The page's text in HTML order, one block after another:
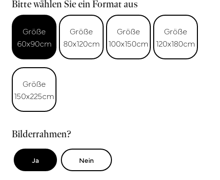
Bitte wählen Sie ein Format aus
Größe
60x90cm
Größe
80x120cm
Größe
100x150cm
Größe
120x180cm
Größe
150x225cm
Bilderrahmen?
Ja Nein